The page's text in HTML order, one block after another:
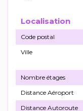
Localisation
Code postal
Ville
Nombre étages
Distance Aéroport
Distance Autoroute